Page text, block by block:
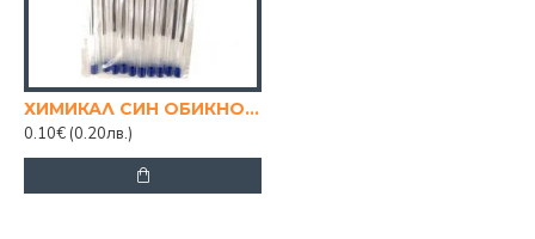
ХИМИКАЛ СИН ОБИКНОВЕН
0.10€ (0.20лв.)